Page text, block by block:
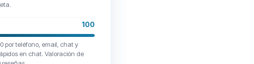
100
por teléfono, email, chat y
en chat. Valoración de